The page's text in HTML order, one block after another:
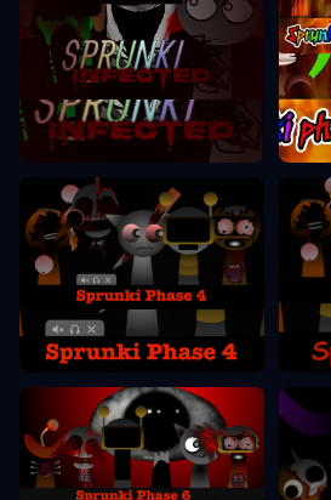
Sprunki Phase 2
Sprunki Phase 4